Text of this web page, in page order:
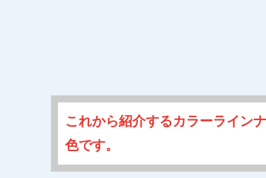
これから紹介するカラーライン
色です。